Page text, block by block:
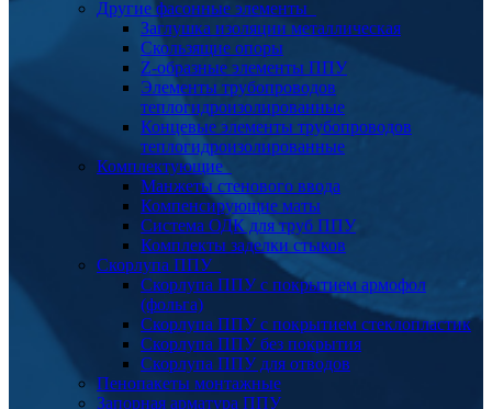
Другие фасонные элементы
Заглушка изоляции металлическая
Скользящие опоры
Z-образные элементы ППУ
Элементы трубопроводов
теплогидроизолированные
Концевые элементы трубопроводов
теплогидроизолированные
Комплектующие
Манжеты стенового ввода
Компенсирующие маты
Система ОДК для труб ППУ
Комплекты заделки стыков
Скорлупа ППУ
Скорлупа ППУ с покрытием армофол
(фольга)
Скорлупа ППУ с покрытием стеклопластик
Скорлупа ППУ без покрытия
Скорлупа ППУ для отводов
Пенопакеты монтажные
Запорная арматура ППУ